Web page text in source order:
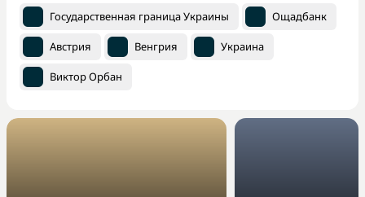
Государственная граница Украины Ощадбанк
Австрия Венгрия Украина
Виктор Орбан